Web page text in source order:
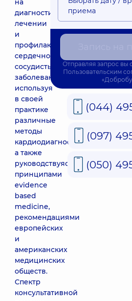
на
диагностике,
лечении
и
профилактике
сердечно–
сосудистых
заболеваний,
используя
в своей
практике
различные
методы
кардиодиагностики,
а также
руководствуясь
принципами
evidence
based
medicine,
рекомендациями
европейских
и
американских
медицинских
обществ.
Спектр
консультативной
приема
Отправляя запрос вы
Пользовательским
(044)
(097)
(050)